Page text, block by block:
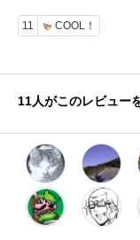
11 COOL！
11人がこのレビュー